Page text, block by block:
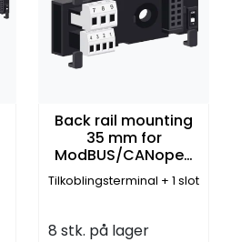
Back rail mounting
35 mm for
ModBUS/CANopen
moduler
Tilkoblingsterminal + 1 slot
8 stk. på lager